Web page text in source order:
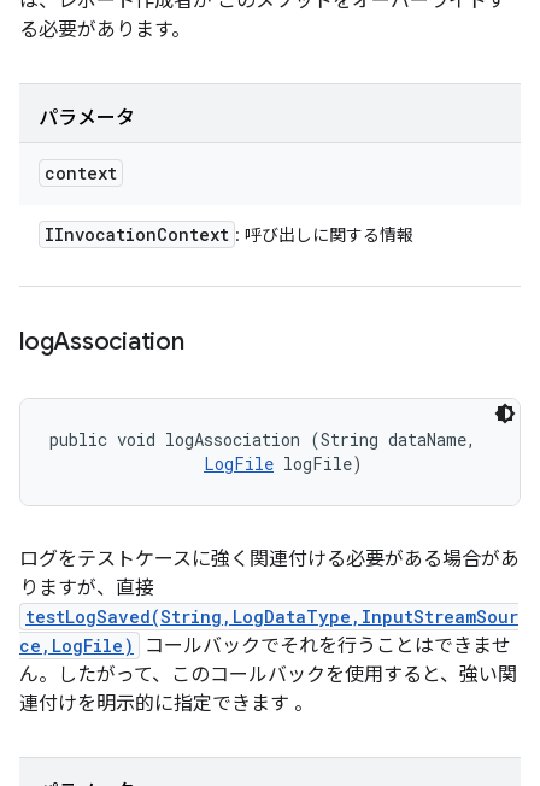
る必要があります。
パラメータ
context
IInvocationContext : 呼び出しに関する情報
logAssociation
public void logAssociation (String dataName,
LogFile logFile)
ログをテストケースに強く関連付ける必要がある場合があ
りますが、直接
testLogSaved(String,LogDataType,InputStreamSour
ce,LogFile)
コールバックでそれを行うことはできませ
ん。したがって、このコールバックを使用すると、強い関
連付けを明示的に指定できます 。